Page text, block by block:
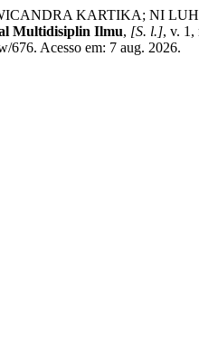
KARTIKA; NI LUH
Multidisiplin Ilmu, [S. l.], v. 1,
676. Acesso em: 7 aug. 2026.